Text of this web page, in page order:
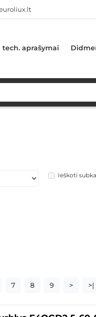
tech. aprašymai
Ieškoti
7 8 9 > >|